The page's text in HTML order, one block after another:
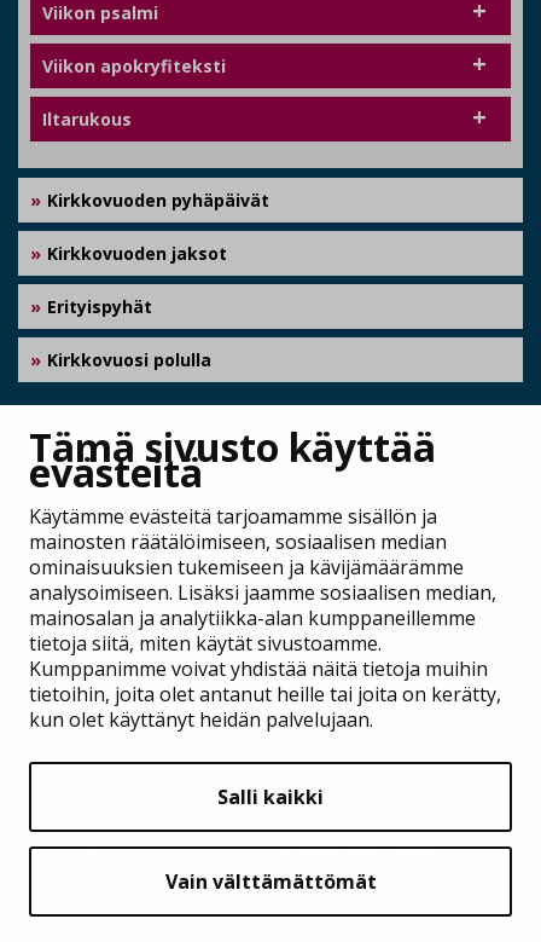
Tämä sivusto käyttää
evästeitä
Käytämme evästeitä tarjoamamme sisällön ja
mainosten räätälöimiseen, sosiaalisen median
ominaisuuksien tukemiseen ja kävijämäärämme
analysoimiseen. Lisäksi jaamme sosiaalisen median,
mainosalan ja analytiikka-alan kumppaneillemme
tietoja siitä, miten käytät sivustoamme.
Kumppanimme voivat yhdistää näitä tietoja muihin
tietoihin, joita olet antanut heille tai joita on kerätty,
kun olet käyttänyt heidän palvelujaan.
Salli kaikki
Vain välttämättömät
Viikon psalmi
Viikon apokryfiteksti
Iltarukous
Kirkkovuoden pyhäpäivät
Kirkkovuoden jaksot
Erityispyhät
Kirkkovuosi polulla
Kirkkokäsikirja
Virsikirja
Kirkkovuosi selkosuomeksi
Aineistoa
jumalanpalveluksiin
Kirkkovuosi polulla